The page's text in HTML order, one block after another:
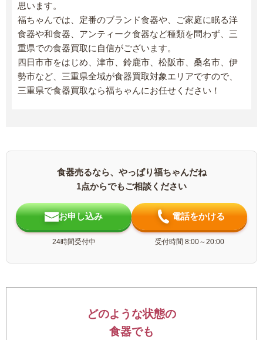
思います。
福ちゃんでは、定番のブランド食器や、ご家庭に眠る洋
食器や和食器、アンティーク食器など種類を問わず、三
重県での食器買取に自信がございます。
四日市市をはじめ、津市、鈴鹿市、松阪市、桑名市、伊
勢市など、三重県全域が食器買取対象エリアですので、
三重県で食器買取なら福ちゃんにお任せください！
食器売るなら、やっぱり福ちゃんだね
1点からでもご相談ください
お申し込み
24時間受付中
電話をかける
受付時間 8:00～20:00
どのような状態の
食器でも